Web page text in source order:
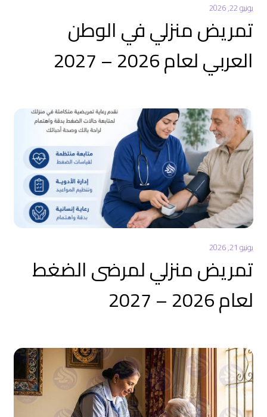
يونيو 22, 2026
تمريض منزلي في الوطن
العربي لعام 2026 – 2027
يونيو 21, 2026
تمريض منزلي لمرضى الضغط
لعام 2026 – 2027